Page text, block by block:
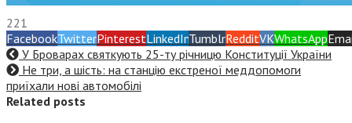
221
FacebookTwitterPinterestLinkedInTumblrRedditVKWhatsApp
У Броварах святкують 25-ту річницю Конституції України
Не три, а шість: на станцію екстреної меддопомоги
приїхали нові автомобілі
Related posts